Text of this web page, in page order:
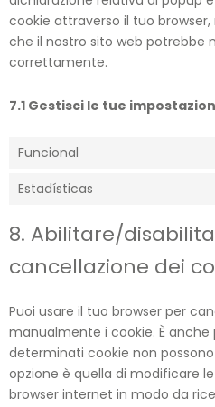
cookie attraverso il tuo
che il nostro sito web potrebbe
correttamente.
7.1 Gestisci le tue
Funcional
Estadísticas
8. Abilitare/
cancellazione dei
Puoi usare il tuo browser per
manualmente i cookie. È
determinati cookie non possono
opzione è quella di modificare
browser internet in modo da